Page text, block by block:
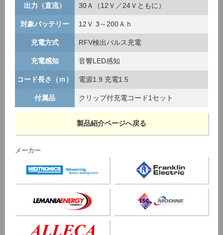
出力（直流） 30Ａ（12Ｖ／24Ｖともに）
対象バッテリー 12Ｖ 3～200Ａｈ
充電方式 RFV検出パルス充電
充電感知 音響LED感知
コード長さ（ｍ） 電源1.9 充電1.5
付属品 クリップ付充電コード1セット
製品紹介ページへ戻る
メーカー